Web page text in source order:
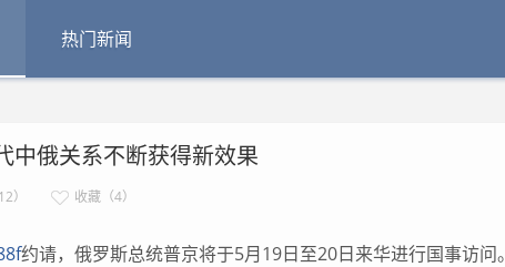
热门新闻
俄关系不断获得新效果
） 收藏（4）
约请，俄罗斯总统普京将于5月19日至20日来华进行国事访问。